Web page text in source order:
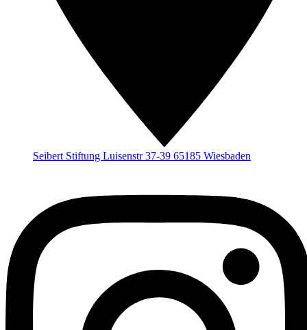
Seibert Stiftung Luisenstr 37-39 65185 Wiesbaden